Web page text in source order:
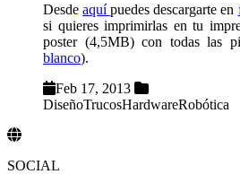
Desdeaquípuedes descargarte en
si quieres imprimirlas en tu
poster (4,5MB) con todas las
blanco).
Feb 17, 2013
DiseñoTrucosHardwareRobótica
SOCIAL